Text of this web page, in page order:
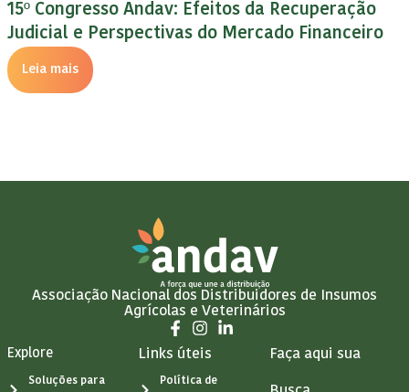
15º Congresso Andav: Efeitos da Recuperação
Judicial e Perspectivas do Mercado Financeiro
Leia mais
Associação Nacional dos Distribuidores de Insumos
Agrícolas e Veterinários
Explore
Soluções para
Links úteis
Política de
Faça aqui sua